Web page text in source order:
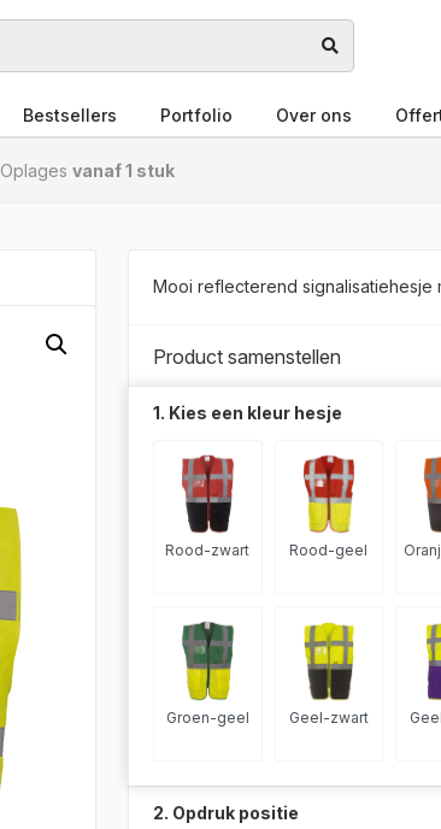
Bestsellers Portfolio Over ons
Oplages vanaf 1 stuk
Mooi reflecterend
Product samenstellen
1. Kies een kleur hesje
Rood-zwart Rood-geel
Groen-geel Geel-zwart
2. Opdruk positie